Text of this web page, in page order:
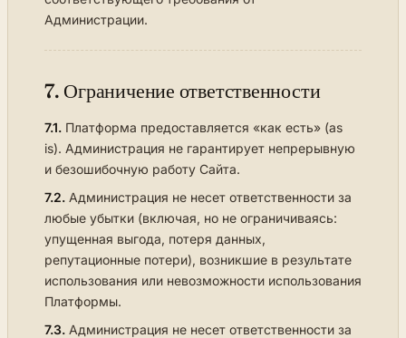
Администрации.
7. Ограничение ответственности
7.1. Платформа предоставляется «как есть» (as
is). Администрация не гарантирует непрерывную
и безошибочную работу Сайта.
7.2. Администрация не несет ответственности за
любые убытки (включая, но не ограничиваясь:
упущенная выгода, потеря данных,
репутационные потери), возникшие в результате
использования или невозможности использования
Платформы.
7.3. Администрация не несет ответственности за